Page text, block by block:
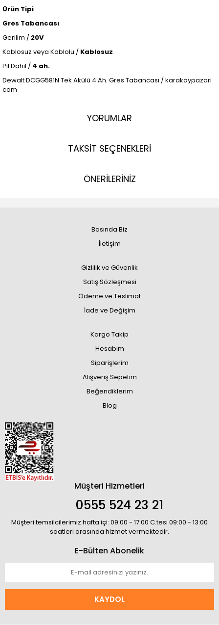
Ürün Tipi
Gres Tabancası
Gerilim / 20V
Kablosuz veya Kablolu / Kablosuz
Pil Dahil / 4 ah.
Dewalt DCGG581N Tek Akülü 4 Ah. Gres Tabancası / karakoypazari
com
YORUMLAR
TAKSİT SEÇENEKLERİ
ÖNERİLERİNİZ
Basında Biz
İletişim
Gizlilik ve Güvenlik
Satış Sözleşmesi
Ödeme ve Teslimat
İade ve Değişim
Kargo Takip
Hesabım
Siparişlerim
Alışveriş Sepetim
Beğendiklerim
Blog
Müşteri Hizmetleri
0555 524 23 21
Müşteri temsilcilerimiz hafta içi: 09:00 - 17:00 C.tesi 09:00 - 13:00
saatleri arasında hizmet vermektedir.
E-Bülten Abonelik
KAYDOL